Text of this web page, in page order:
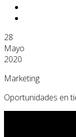
28
Mayo
2020
Marketing
Oportunidades en